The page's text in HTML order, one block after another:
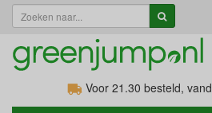
Voor 21.30 besteld,